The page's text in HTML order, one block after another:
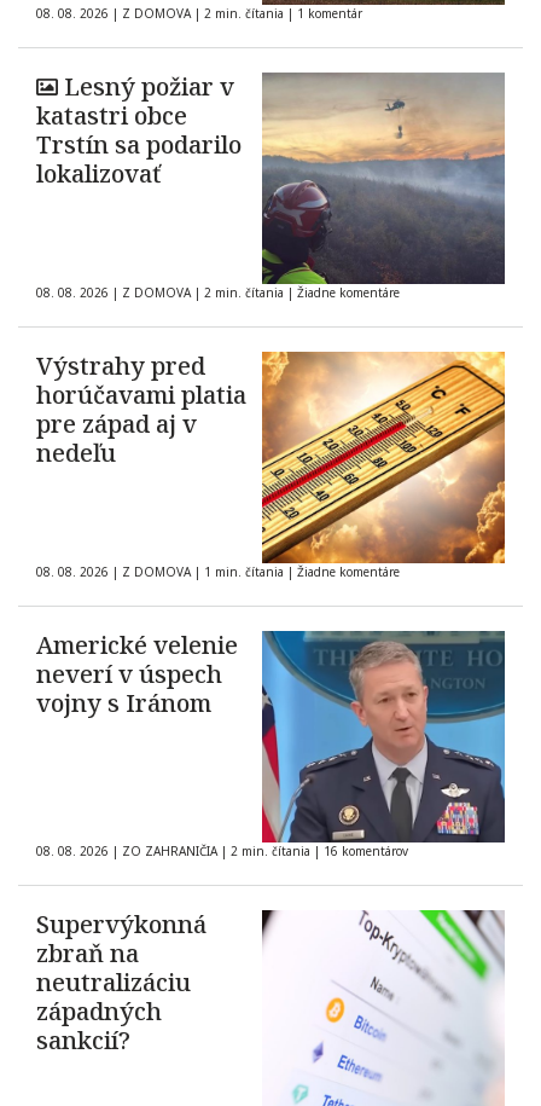
08. 08. 2026 | Z DOMOVA | 2 min. čítania | 1 komentár
Lesný požiar v
katastri obce
Trstín sa podarilo
lokalizovať
08. 08. 2026 | Z DOMOVA | 2 min. čítania | Žiadne komentáre
Výstrahy pred
horúčavami platia
pre západ aj v
nedeľu
08. 08. 2026 | Z DOMOVA | 1 min. čítania | Žiadne komentáre
Americké velenie
neverí v úspech
vojny s Iránom
08. 08. 2026 | ZO ZAHRANIČIA | 2 min. čítania | 16 komentárov
Supervýkonná
zbraň na
neutralizáciu
západných
sankcií?